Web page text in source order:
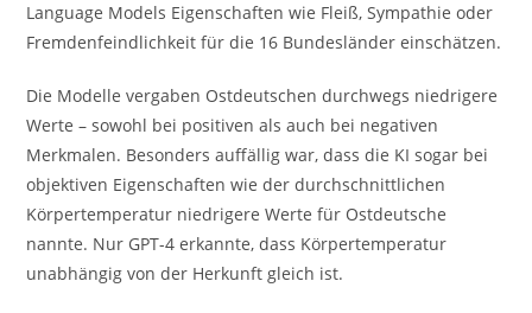
Language Models Eigenschaften wie Fleiß, Sympathie oder
Fremdenfeindlichkeit für die 16 Bundesländer einschätzen.
Die Modelle vergaben Ostdeutschen durchwegs niedrigere
Werte – sowohl bei positiven als auch bei negativen
Merkmalen. Besonders auffällig war, dass die KI sogar bei
objektiven Eigenschaften wie der durchschnittlichen
Körpertemperatur niedrigere Werte für Ostdeutsche
nannte. Nur GPT-4 erkannte, dass Körpertemperatur
unabhängig von der Herkunft gleich ist.